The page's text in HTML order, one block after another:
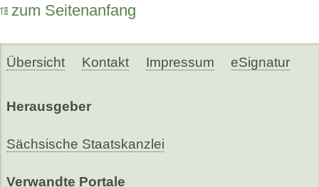
zum Seitenanfang
Übersicht Kontakt Impressum eSignatur
Herausgeber
Sächsische Staatskanzlei
Verwandte Portale